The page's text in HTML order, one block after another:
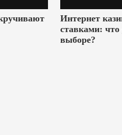
Интернет
ставками:
выборе?